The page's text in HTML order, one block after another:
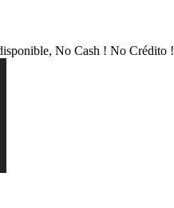
No Cash ! No Crédito !